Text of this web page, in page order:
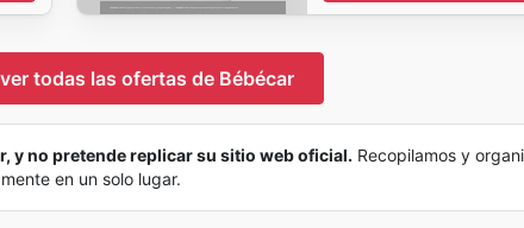
todas las ofertas de Bébécar
y no pretende replicar su sitio web oficial. Recopilamos y
en un solo lugar.